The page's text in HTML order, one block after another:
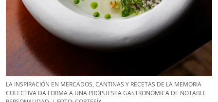
LA INSPIRACIÓN EN MERCADOS, CANTINAS Y RECETAS DE LA MEMORIA
COLECTIVA DA FORMA A UNA PROPUESTA GASTRONÓMICA DE NOTABLE